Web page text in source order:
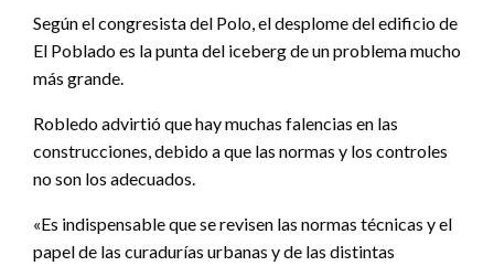
Según el congresista del Polo, el desplome del edificio de
El Poblado es la punta del iceberg de un problema mucho
más grande.
Robledo advirtió que hay muchas falencias en las
construcciones, debido a que las normas y los controles
no son los adecuados.
«Es indispensable que se revisen las normas técnicas y el
papel de las curadurías urbanas y de las distintas